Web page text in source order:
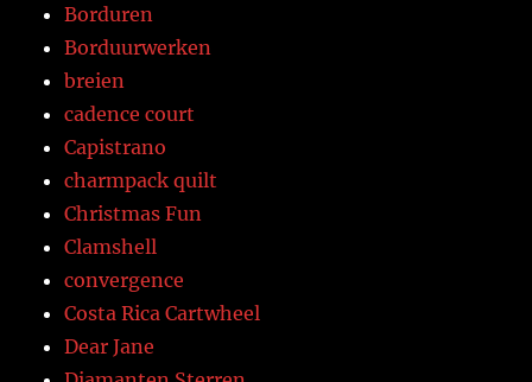
Borduren
Borduurwerken
breien
cadence court
Capistrano
charmpack quilt
Christmas Fun
Clamshell
convergence
Costa Rica Cartwheel
Dear Jane